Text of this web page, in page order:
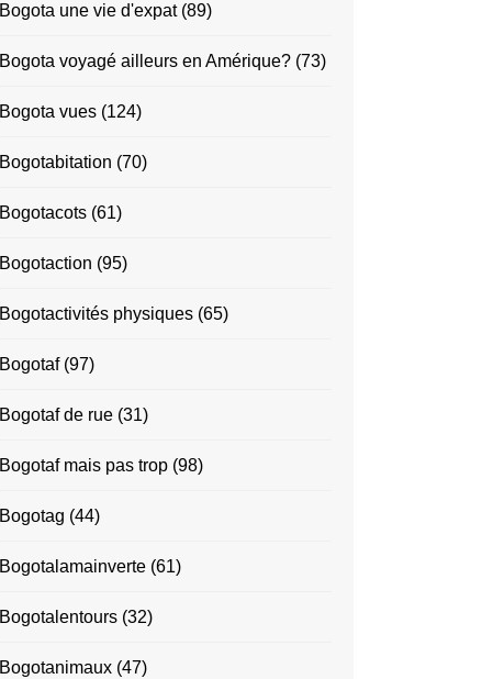
Bogota une vie d'expat(89)
Bogota voyagé ailleurs en Amérique?(73)
Bogota vues(124)
Bogotabitation (70)
Bogotacots(61)
Bogotaction (95)
Bogotactivités physiques(65)
Bogotaf(97)
Bogotaf de rue(31)
Bogotaf mais pas trop(98)
Bogotag (44)
Bogotalamainverte(61)
Bogotalentours(32)
Bogotanimaux(47)